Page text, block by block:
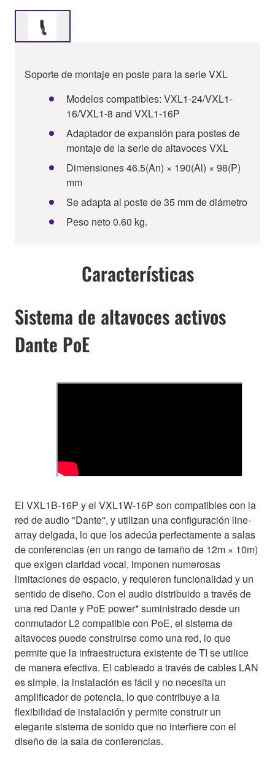
Soporte de montaje en poste para la serie VXL
Modelos compatibles: VXL1-24/VXL1-
16/VXL1-8 and VXL1-16P
Adaptador de expansión para postes de
montaje de la serie de altavoces VXL
Dimensiones 46.5(An) × 190(Al) × 98(P)
mm
Se adapta al poste de 35 mm de diámetro
Peso neto 0.60 kg.
Características
Sistema de altavoces activos
Dante PoE
El VXL1B-16P y el VXL1W-16P son compatibles con la
red de audio "Dante", y utilizan una configuración line-
array delgada, lo que los adecúa perfectamente a salas
de conferencias (en un rango de tamaño de 12m × 10m)
que exigen claridad vocal, imponen numerosas
limitaciones de espacio, y requieren funcionalidad y un
sentido de diseño. Con el audio distribuido a través de
una red Dante y PoE power* suministrado desde un
conmutador L2 compatible con PoE, el sistema de
altavoces puede construirse como una red, lo que
permite que la infraestructura existente de TI se utilice
de manera efectiva. El cableado a través de cables LAN
es simple, la instalación es fácil y no necesita un
amplificador de potencia, lo que contribuye a la
flexibilidad de instalación y permite construir un
elegante sistema de sonido que no interfiere con el
diseño de la sala de conferencias.